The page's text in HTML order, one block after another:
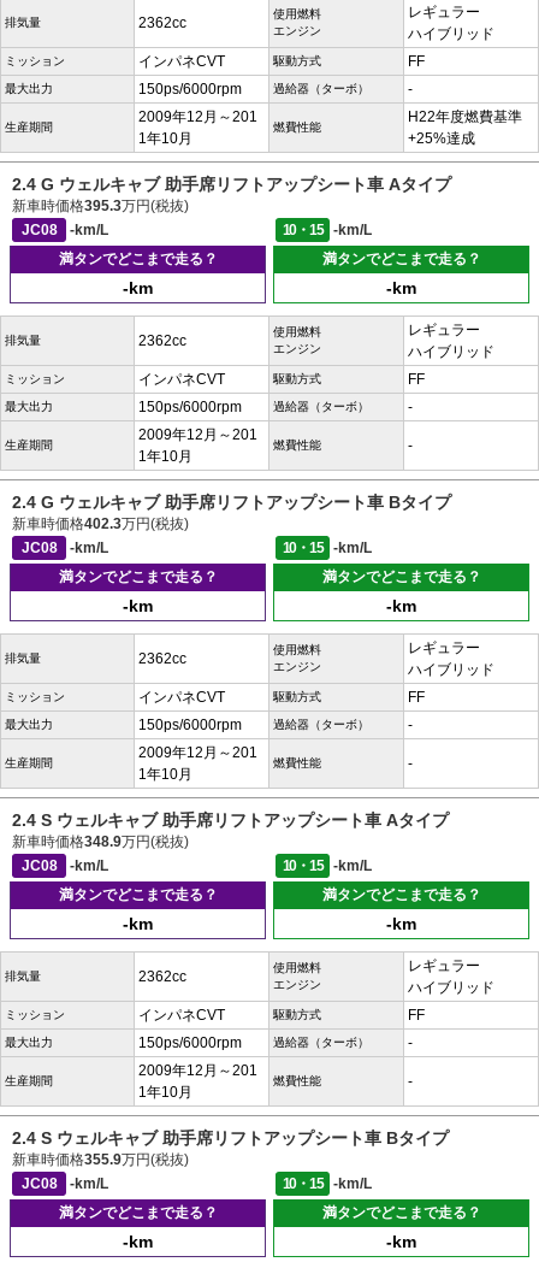
排気量 2362cc
使用燃料
エンジン
レギュラー
ハイブリッド
ミッション インパネCVT 駆動方式 FF
最大出力 150ps/6000rpm 過給器（ターボ） -
生産期間
2009年12月～201
1年10月
燃費性能
H22年度燃費基準
+25%達成
2.4 G ウェルキャブ 助手席リフトアップシート車 Aタイプ
新車時価格395.3万円(税抜)
JC08
-km/L 10・15
-km/L
満タンでどこまで走る？
-km
満タンでどこまで走る？
-km
排気量 2362cc
使用燃料
エンジン
レギュラー
ハイブリッド
ミッション インパネCVT 駆動方式 FF
最大出力 150ps/6000rpm 過給器（ターボ） -
生産期間
2009年12月～201
1年10月
燃費性能 -
2.4 G ウェルキャブ 助手席リフトアップシート車 Bタイプ
新車時価格402.3万円(税抜)
JC08
-km/L 10・15
-km/L
満タンでどこまで走る？
-km
満タンでどこまで走る？
-km
排気量 2362cc
使用燃料
エンジン
レギュラー
ハイブリッド
ミッション インパネCVT 駆動方式 FF
最大出力 150ps/6000rpm 過給器（ターボ） -
生産期間
2009年12月～201
1年10月
燃費性能 -
2.4 S ウェルキャブ 助手席リフトアップシート車 Aタイプ
新車時価格348.9万円(税抜)
JC08
-km/L 10・15
-km/L
満タンでどこまで走る？
-km
満タンでどこまで走る？
-km
排気量 2362cc
使用燃料
エンジン
レギュラー
ハイブリッド
ミッション インパネCVT 駆動方式 FF
最大出力 150ps/6000rpm 過給器（ターボ） -
生産期間
2009年12月～201
1年10月
燃費性能 -
2.4 S ウェルキャブ 助手席リフトアップシート車 Bタイプ
新車時価格355.9万円(税抜)
JC08
-km/L 10・15
-km/L
満タンでどこまで走る？
-km
満タンでどこまで走る？
-km